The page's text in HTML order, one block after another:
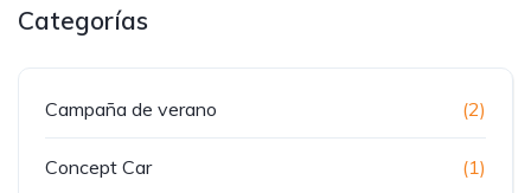
Categorías
Campaña de verano (2)
Concept Car (1)